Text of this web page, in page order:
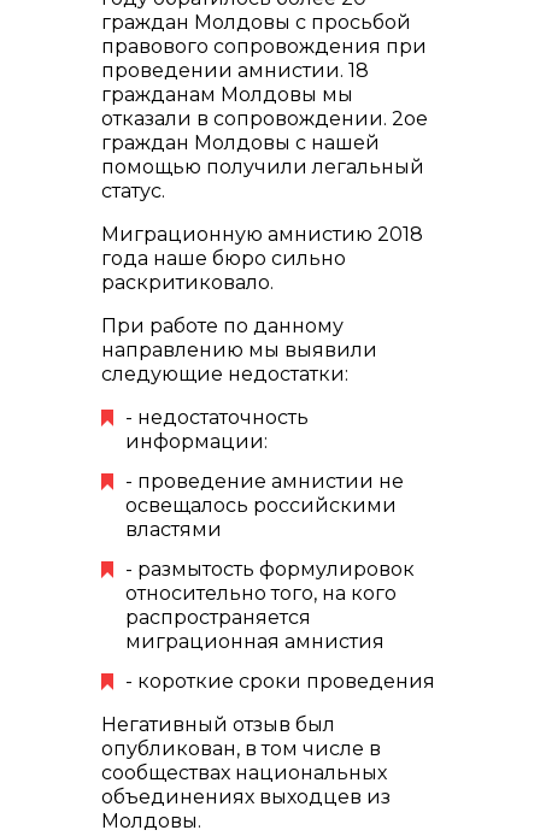
граждан Молдовы с просьбой
правового сопровождения при
проведении амнистии. 18
гражданам Молдовы мы
отказали в сопровождении. 2ое
граждан Молдовы с нашей
помощью получили легальный
статус.
Миграционную амнистию 2018
года наше бюро сильно
раскритиковало.
При работе по данному
направлению мы выявили
следующие недостатки:
- недостаточность
информации:
- проведение амнистии не
освещалось российскими
властями
- размытость формулировок
относительно того, на кого
распространяется
миграционная амнистия
- короткие сроки проведения
Негативный отзыв был
опубликован, в том числе в
сообществах национальных
объединениях выходцев из
Молдовы.